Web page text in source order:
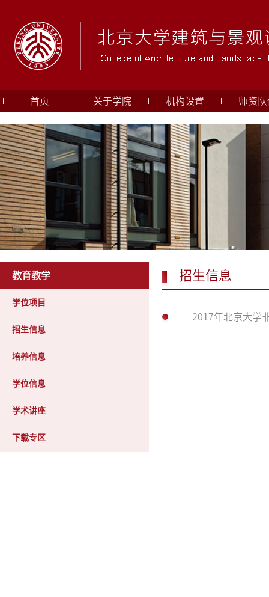
首页 关于学院 机构设置 师资队
教育教学
学位项目
招生信息
培养信息
学位信息
学术讲座
下载专区
招生信息
2017年北京大学